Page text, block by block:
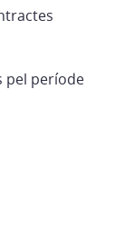
pel període